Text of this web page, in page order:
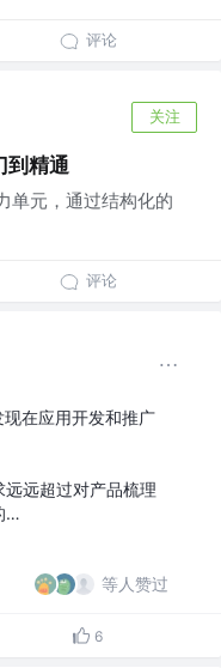
评论
关注
到精通
单元，通过结构化的
评论
在应用开发和推广
远超过对产品梳理
…
等人赞过
6